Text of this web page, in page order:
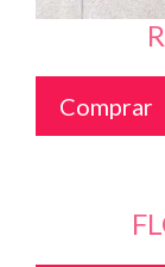
Comprar